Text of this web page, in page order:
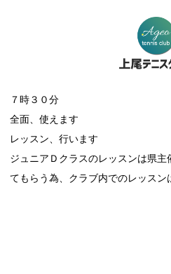
７時３０分
全面、使えます
レッスン、行います
ジュニアＤクラスのレッスンは県
てもらう為、クラブ内でのレッスン